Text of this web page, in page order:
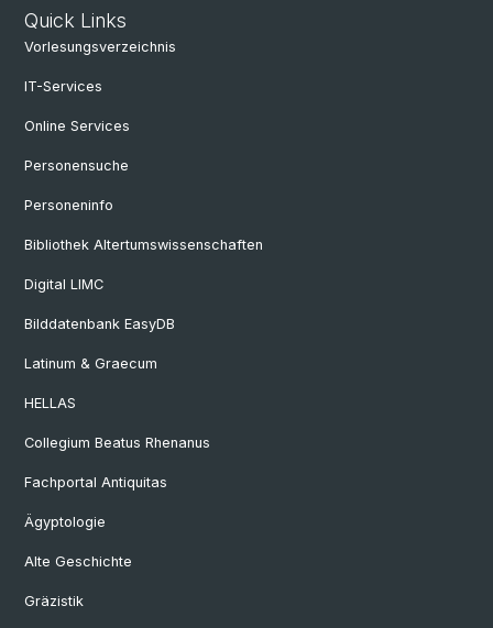
Quick Links
Vorlesungsverzeichnis
IT-Services
Online Services
Personensuche
Personeninfo
Bibliothek Altertumswissenschaften
Digital LIMC
Bilddatenbank EasyDB
Latinum & Graecum
HELLAS
Collegium Beatus Rhenanus
Fachportal Antiquitas
Ägyptologie
Alte Geschichte
Gräzistik